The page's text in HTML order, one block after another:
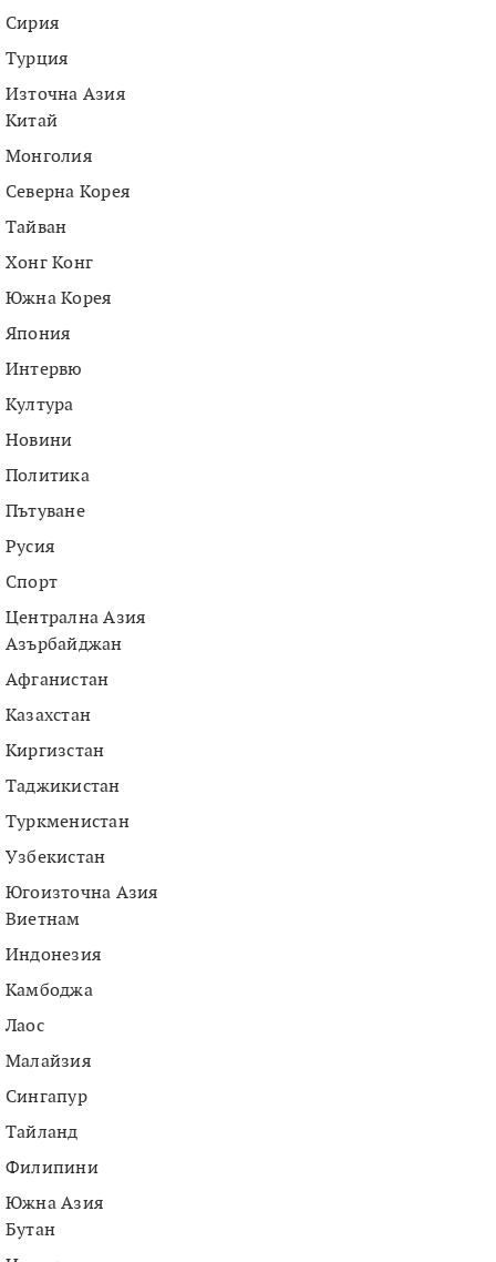
Сирия
Турция
Източна Азия
Китай
Монголия
Северна Корея
Тайван
Хонг Конг
Южна Корея
Япония
Интервю
Култура
Новини
Политика
Пътуване
Русия
Спорт
Централна Азия
Азърбайджан
Афганистан
Казахстан
Киргизстан
Таджикистан
Туркменистан
Узбекистан
Югоизточна Азия
Виетнам
Индонезия
Камбоджа
Лаос
Малайзия
Сингапур
Тайланд
Филипини
Южна Азия
Бутан